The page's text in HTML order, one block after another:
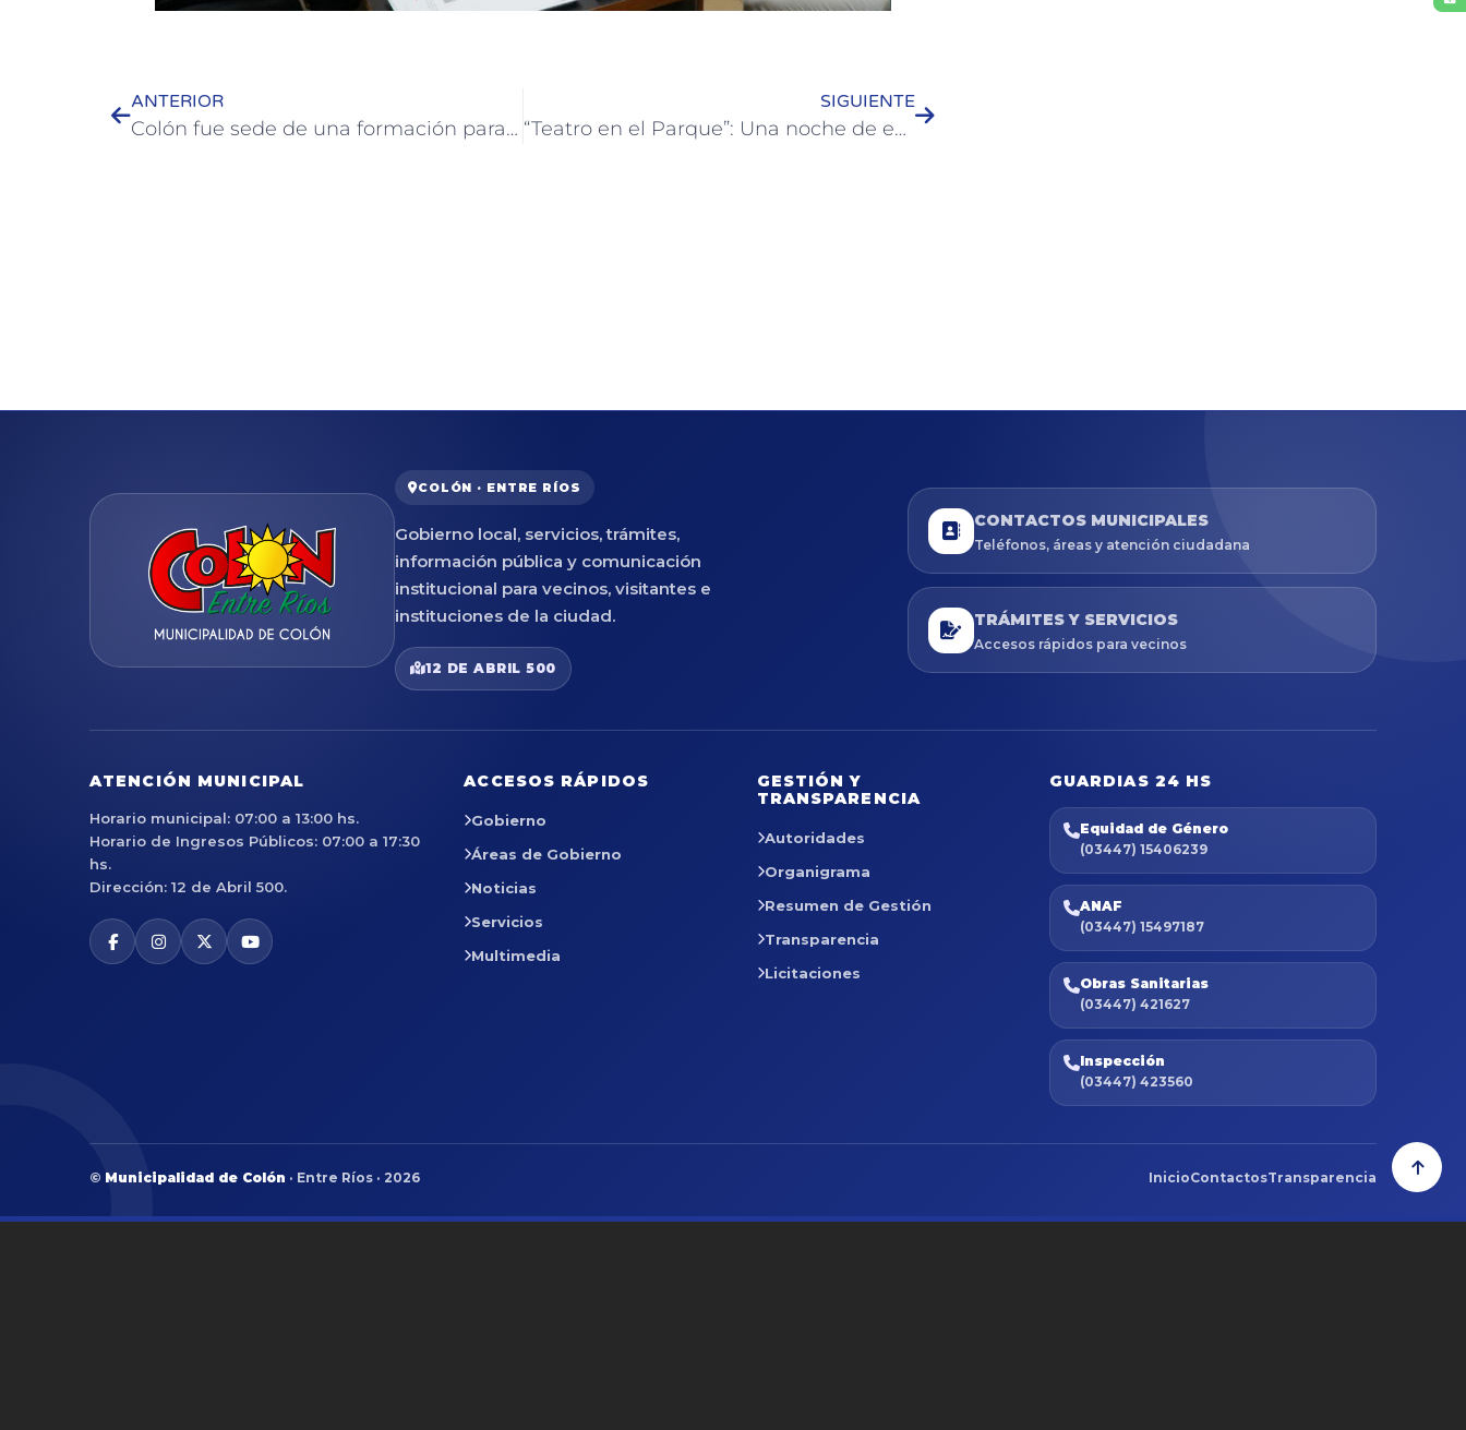
ANTERIOR
Colón fue sede de una formación para agentes de inspección de todo el Departamento
SIGUIENTE
“Teatro en el Parque”: Una noche de escenas del Teatro Argentino Contemporáneo en Colón
COLÓN · ENTRE RÍOS
Gobierno local, servicios, trámites,
información pública y comunicación
institucional para vecinos, visitantes e
instituciones de la ciudad.
12 DE ABRIL 500
CONTACTOS MUNICIPALES
Teléfonos, áreas y atención ciudadana
TRÁMITES Y SERVICIOS
Accesos rápidos para vecinos
ATENCIÓN MUNICIPAL
Horario municipal: 07:00 a 13:00 hs.
Horario de Ingresos Públicos: 07:00 a 17:30
hs.
Dirección: 12 de Abril 500.
ACCESOS RÁPIDOS
Gobierno
Áreas de Gobierno
Noticias
Servicios
Multimedia
GESTIÓN Y
TRANSPARENCIA
Autoridades
Organigrama
Resumen de Gestión
Transparencia
Licitaciones
GUARDIAS 24 HS
Equidad de Género
(03447) 15406239
ANAF
(03447) 15497187
Obras Sanitarias
(03447) 421627
Inspección
(03447) 423560
© Municipalidad de Colón · Entre Ríos · 2026 InicioContactosTransparencia